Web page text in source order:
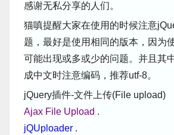
感谢无私分享的人们。
猫嗔提醒大家在使用的时候注意
题，最好是使用相同的版本，因为
可能出现或多或少的问题。并且其
成中文时注意编码，推荐utf-8。
jQuery插件-文件上传(File upload)
Ajax File Upload .
jQUploader .